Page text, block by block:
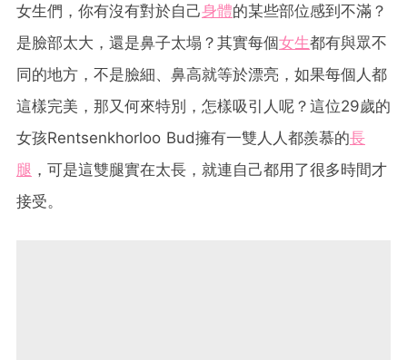
女生們，你有沒有對於自己身體的某些部位感到不滿？
是臉部太大，還是鼻子太塌？其實每個女生都有與眾不
同的地方，不是臉細、鼻高就等於漂亮，如果每個人都
這樣完美，那又何來特別，怎樣吸引人呢？這位29歲的
女孩Rentsenkhorloo Bud擁有一雙人人都羨慕的長
腿 ，可是這雙腿實在太長，就連自己都用了很多時間才
接受。